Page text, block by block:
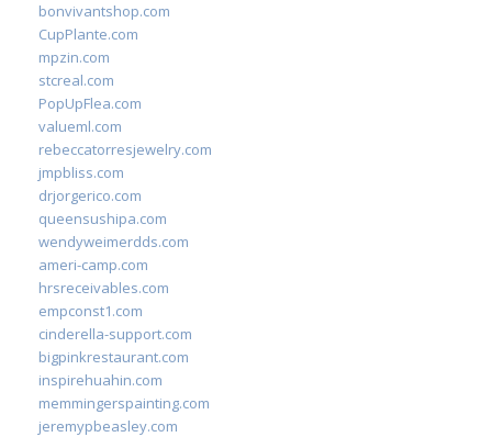
bonvivantshop.com
CupPlante.com
mpzin.com
stcreal.com
PopUpFlea.com
valueml.com
rebeccatorresjewelry.com
jmpbliss.com
drjorgerico.com
queensushipa.com
wendyweimerdds.com
ameri-camp.com
hrsreceivables.com
empconst1.com
cinderella-support.com
bigpinkrestaurant.com
inspirehuahin.com
memmingerspainting.com
jeremypbeasley.com